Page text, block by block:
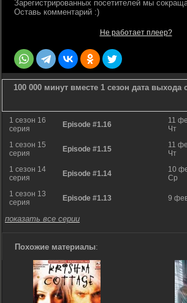
Не работает плеер?
100 000 минут вместе 1 сезон дата выхода
1 сезон 16
серия
Episode #1.16
11
Чт
1 сезон 15
серия
Episode #1.15
11
Чт
1 сезон 14
серия
Episode #1.14
10
Ср
1 сезон 13
серия
Episode #1.13 9
показать все серии
Похожие материалы: